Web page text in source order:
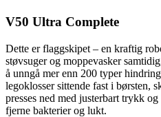
V50 Ultra Complete
Dette er flaggskipet – en kraftig
støvsuger og moppevasker
å unngå mer enn 200 typer
legoklosser sittende fast i børsten,
presses ned med justerbart trykk
fjerne bakterier og lukt.